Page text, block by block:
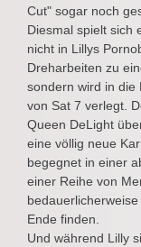
Cut" sogar noch
Diesmal spielt sich
nicht in Lillys
Dreharbeiten zu
sondern wird in die
von Sat 7 verlegt.
Queen DeLight
eine völlig neue
begegnet in einer
einer Reihe von
Ende finden.
Und während Lilly